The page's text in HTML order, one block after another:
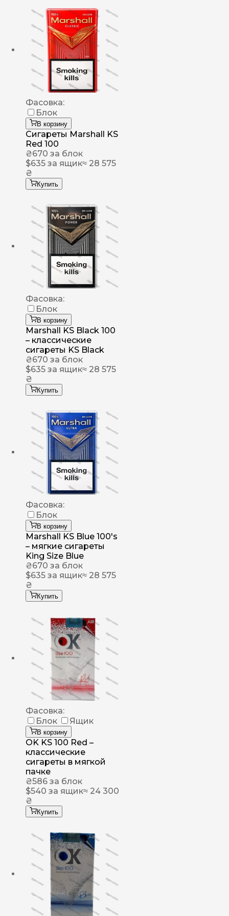
Фасовка:
Блок
В корзину
Сигареты Marshall KS
Red 100
₴670 за блок
$635 за ящик≈ 28 575
₴
Купить
Фасовка:
Блок
В корзину
Marshall KS Black 100
– классические
сигареты KS Black
₴670 за блок
$635 за ящик≈ 28 575
₴
Купить
Фасовка:
Блок
В корзину
Marshall KS Blue 100's
– мягкие сигареты
King Size Blue
₴670 за блок
$635 за ящик≈ 28 575
₴
Купить
Фасовка:
Блок
Ящик
В корзину
OK KS 100 Red –
классические
сигареты в мягкой
пачке
₴586 за блок
$540 за ящик≈ 24 300
₴
Купить